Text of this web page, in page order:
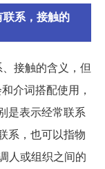
系，接触的
接触的含义，但
介词搭配使用，
是表示经常联系
系，也可以指物
人或组织之间的